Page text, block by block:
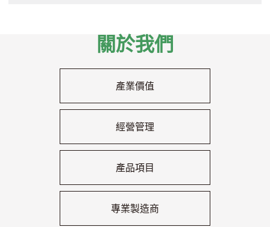
關於我們
產業價值
經營管理
產品項目
專業製造商